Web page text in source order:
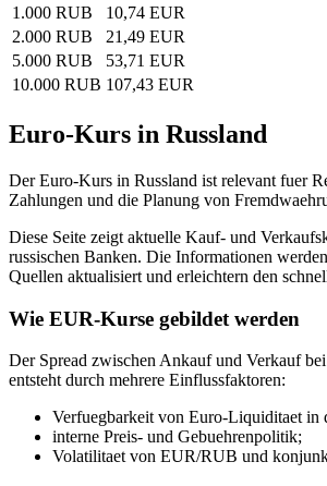
1.000 RUB
10,74 EUR
2.000 RUB
21,49 EUR
5.000 RUB
53,71 EUR
10.000 RUB 107,43 EUR
Euro-Kurs in Russland
Der Euro-Kurs in Russland ist relevant fuer
Zahlungen und die Planung von
Diese Seite zeigt aktuelle Kauf- und
russischen Banken. Die Informationen
Quellen aktualisiert und erleichtern den
Wie EUR-Kurse gebildet werden
Der Spread zwischen Ankauf und Verkauf
entsteht durch mehrere Einflussfaktoren:
Verfuegbarkeit von Euro-Liquiditaet in
interne Preis- und Gebuehrenpolitik;
Volatilitaet von EUR/RUB und